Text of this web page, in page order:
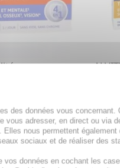
-
AU PANIER
des données vous concernant.
adresser, en direct ou via
nous permettent également
sociaux et de réaliser des
données en cochant les